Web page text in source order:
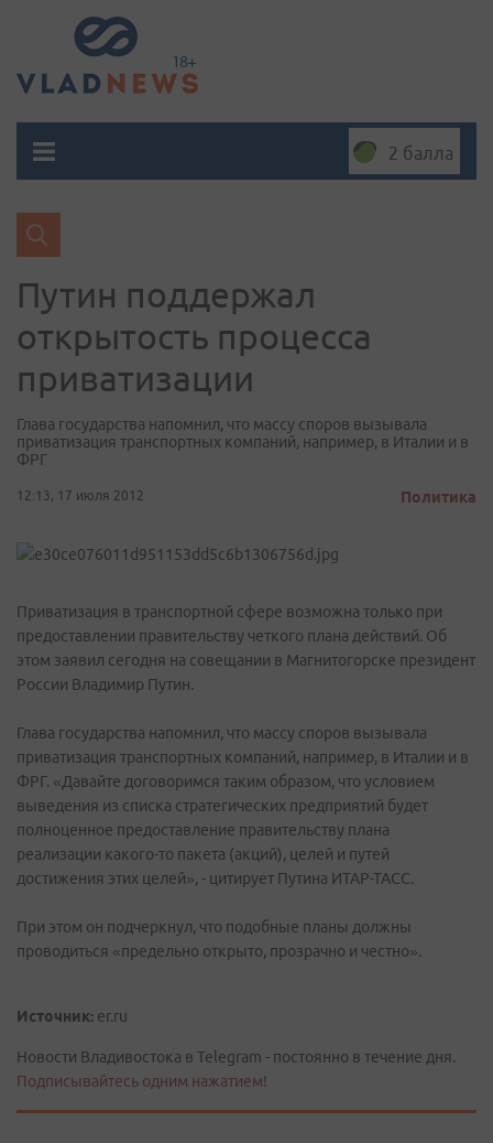
2 балла
Путин поддержал
открытость процесса
приватизации
Глава государства напомнил, что массу споров вызывала
приватизация транспортных компаний, например, в Италии и в
ФРГ
12:13, 17 июля 2012 Политика
Приватизация в транспортной сфере возможна только при
предоставлении правительству четкого плана действий. Об
этом заявил сегодня на совещании в Магнитогорске президент
России Владимир Путин.
Глава государства напомнил, что массу споров вызывала
приватизация транспортных компаний, например, в Италии и в
ФРГ. «Давайте договоримся таким образом, что условием
выведения из списка стратегических предприятий будет
полноценное предоставление правительству плана
реализации какого-то пакета (акций), целей и путей
достижения этих целей», - цитирует Путина ИТАР-ТАСС.
При этом он подчеркнул, что подобные планы должны
проводиться «предельно открыто, прозрачно и честно».
Источник: er.ru
Новости Владивостока в Telegram - постоянно в течение дня.
Подписывайтесь одним нажатием!